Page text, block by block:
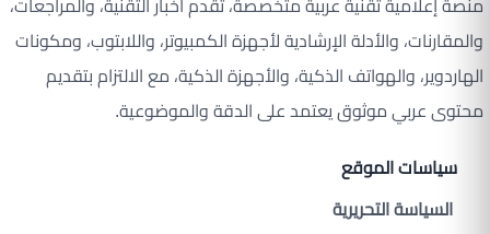
والمقارنات، والأدلة الإرشادية لأجهزة الكمبيوتر، واللابتوب، ومكونات
الهاردوير، والهواتف الذكية، والأجهزة الذكية، مع الالتزام بتقديم
محتوى عربي موثوق يعتمد على الدقة والموضوعية.
سياسات الموقع
السياسة التحريرية